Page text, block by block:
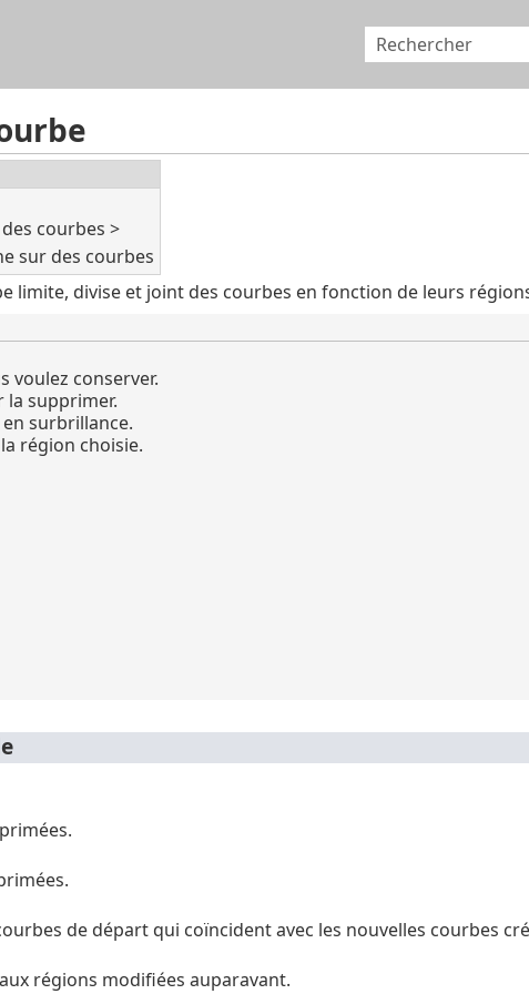
courbes >
sur des courbes
limite, divise et joint des courbes en fonction de leurs
voulez conserver.
la supprimer.
surbrillance.
région choisie.
de départ qui coïncident avec les nouvelles courbes
régions modifiées auparavant.